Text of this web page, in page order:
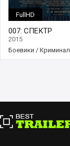
FullHD
007: СПЕКТР
2015
Боевики / Криминал